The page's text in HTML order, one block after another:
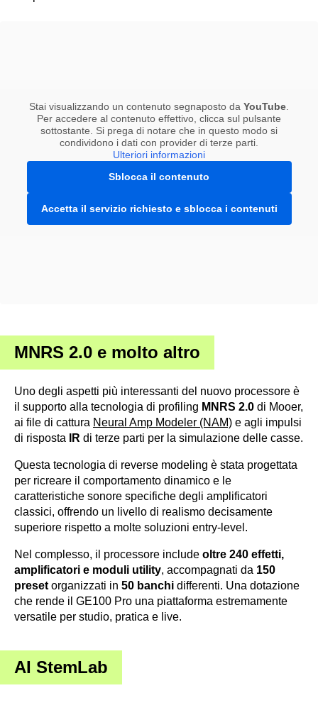
Stai visualizzando un contenuto segnaposto da YouTube.
Per accedere al contenuto effettivo, clicca sul pulsante
sottostante. Si prega di notare che in questo modo si
condividono i dati con provider di terze parti.
Ulteriori informazioni
Sblocca il contenuto
Accetta il servizio richiesto e sblocca i contenuti
MNRS 2.0 e molto altro
Uno degli aspetti più interessanti del nuovo processore è
il supporto alla tecnologia di profiling MNRS 2.0 di Mooer,
ai file di cattura Neural Amp Modeler (NAM) e agli impulsi
di risposta
IR di terze parti per la simulazione delle casse.
Questa tecnologia di reverse modeling è stata progettata
per ricreare il comportamento dinamico e le
caratteristiche sonore specifiche degli amplificatori
classici, offrendo un livello di realismo decisamente
superiore rispetto a molte soluzioni entry-level.
Nel complesso, il processore include oltre 240 effetti,
amplificatori e moduli utility, accompagnati da 150
preset organizzati in 50 banchi differenti. Una dotazione
che rende il GE100 Pro una piattaforma estremamente
versatile per studio, pratica e live.
AI StemLab